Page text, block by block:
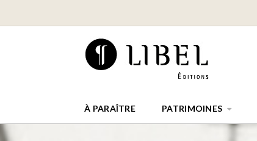
À PARAÎTRE PATRIMOINES